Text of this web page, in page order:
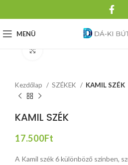
MENÜ
Kezdőlap SZÉKEK KAMIL SZÉK
KAMIL SZÉK
17.500Ft
A Kamil szék 6 különböző színben,